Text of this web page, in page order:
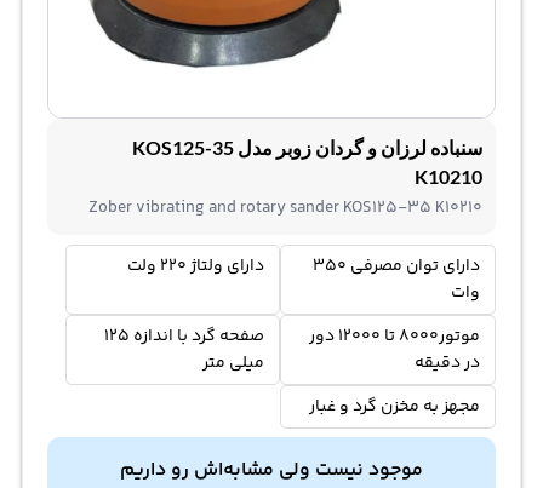
سنباده لرزان و گردان زوبر مدل KOS125-35
K10210
Zober vibrating and rotary sander KOS125-35 K10210
دارای توان مصرفی 350
وات
دارای ولتاژ 220 ولت
موتور8000 تا 12000 دور
در دقیقه
صفحه گرد با اندازه 125
میلی متر
مجهز به مخزن گرد و غبار
موجود نیست ولی مشابه‌اش رو داریم